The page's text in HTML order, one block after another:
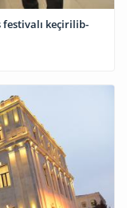
festivalı keçirilib-